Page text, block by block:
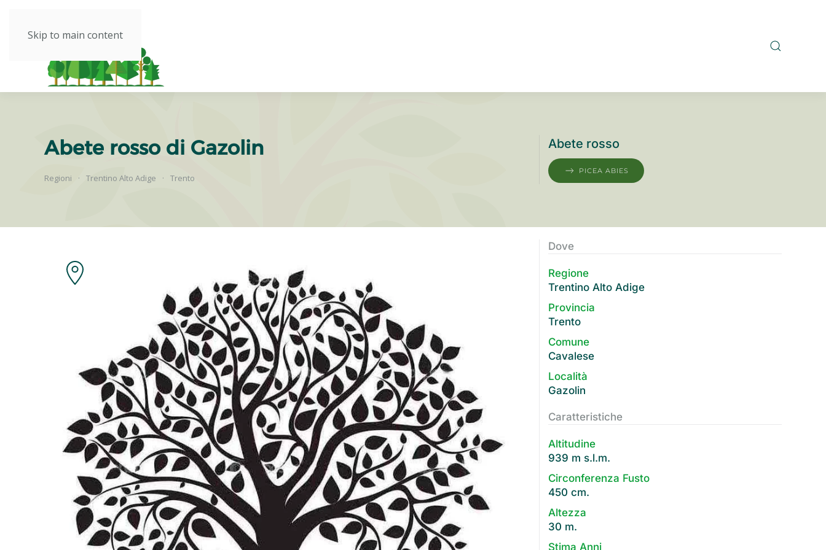
Skip to main content
Abete rosso di Gazolin
Regioni Trentino Alto Adige Trento
Abete rosso
PICEA ABIES
Dove
Regione
Trentino Alto Adige
Provincia
Trento
Comune
Cavalese
Località
Gazolin
Caratteristiche
Altitudine
939 m s.l.m.
Circonferenza Fusto
450 cm.
Altezza
30 m.
Stima Anni